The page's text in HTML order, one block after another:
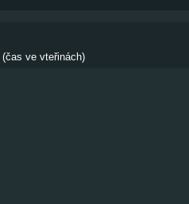
(čas ve vteřinách)